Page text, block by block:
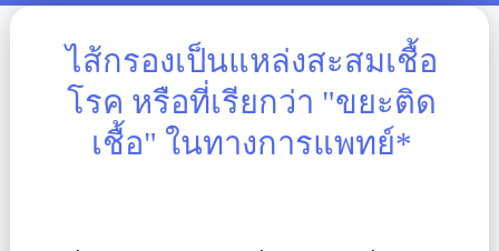
ไส้กรองเป็นแหล่งสะสมเชื้อ
โรค หรือที่เรียกว่า "ขยะติด
เชื้อ" ในทางการแพทย์*